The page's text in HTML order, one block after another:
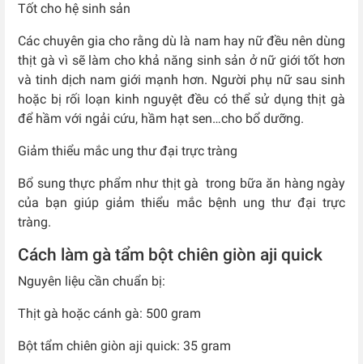
Tốt cho hệ sinh sản
Các chuyên gia cho rằng dù là nam hay nữ đều nên dùng
thịt gà vì sẽ làm cho khả năng sinh sản ở nữ giới tốt hơn
và tinh dịch nam giới mạnh hơn. Người phụ nữ sau sinh
hoặc bị rối loạn kinh nguyệt đều có thể sử dụng thịt gà
để hầm với ngải cứu, hầm hạt sen…cho bổ dưỡng.
Giảm thiểu mắc ung thư đại trực tràng
Bổ sung thực phẩm như thịt gà trong bữa ăn hàng ngày
của bạn giúp giảm thiểu mắc bệnh ung thư đại trực
tràng.
Cách làm gà tẩm bột chiên giòn aji quick
Nguyên liệu cần chuẩn bị:
Thịt gà hoặc cánh gà: 500 gram
Bột tẩm chiên giòn aji quick: 35 gram